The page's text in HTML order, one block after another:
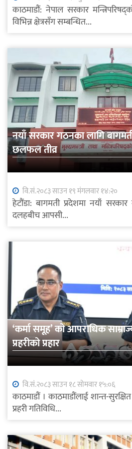
काठमाडौं: नेपाल सरकार
विभिन्न क्षेत्रसँग सम्बन्धित...
नयाँ सरकार गठनका लागि
छलफल तीव्र
वि.सं.२०८३ साउन १९ मंगलवार १४:२०
हेटौंडा: बागमती प्रदेशमा नयाँ
दलहबीच आपसी...
‘कर्मा समूह’ को आपराधिक
प्रहरीको प्रहार
वि.सं.२०८३ साउन १८ सोमवार १५:०६
काठमाडौं । काठमाडौंलाई शान्त-
प्रहरी गतिविधि...